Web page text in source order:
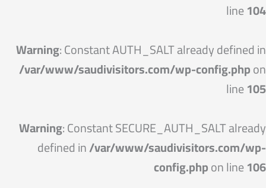
line104
Warning: Constant AUTH_SALT already defined in
/var/www/saudivisitors.com/wp-config.phpon
line105
Warning: Constant SECURE_AUTH_SALT already
defined in/var/www/saudivisitors.com/wp-
config.phpon line106